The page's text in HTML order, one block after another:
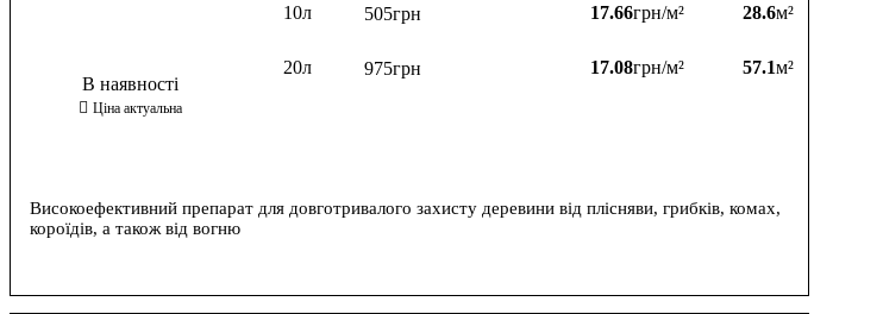
10л 505грн 17.66грн/м² 28.6м²
20л 975грн 17.08грн/м² 57.1м²
Високоефективний препарат для довготривалого захисту деревини від плісняви, грибків, комах,
короїдів, а також від вогню